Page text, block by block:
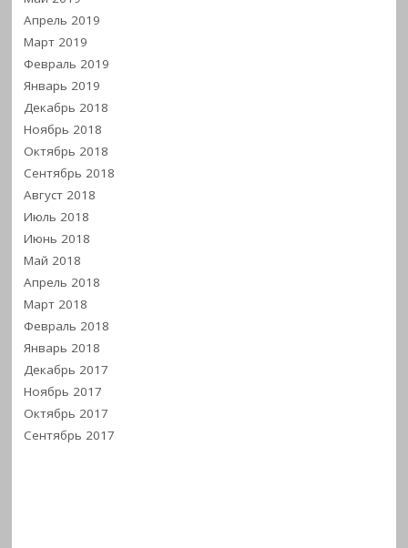
Апрель 2019
Март 2019
Февраль 2019
Январь 2019
Декабрь 2018
Ноябрь 2018
Октябрь 2018
Сентябрь 2018
Август 2018
Июль 2018
Июнь 2018
Май 2018
Апрель 2018
Март 2018
Февраль 2018
Январь 2018
Декабрь 2017
Ноябрь 2017
Октябрь 2017
Сентябрь 2017